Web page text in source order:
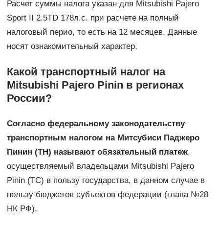
Расчет суммы налога указан для Mitsubishi Pajero
Sport II 2.5TD 178л.с. при расчете на полный
налоговый перио, то есть на 12 месяцев. Данные
носят ознакомительный характер.
Какой транспортный налог на
Mitsubishi Pajero Pinin в регионах
России?
Согласно федеральному законодательству
транспортным налогом на Митсубиси Паджеро
Пинин (ТН) называют обязательный платеж,
осуществляемый владельцами Mitsubishi Pajero
Pinin (ТС) в пользу государства, в данном случае в
пользу бюджетов субъектов федерации (глава №28
НК РФ).